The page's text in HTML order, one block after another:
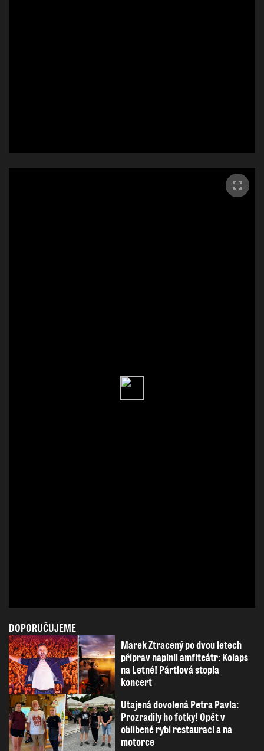
DOPORUČUJEME
Marek Ztracený po dvou letech
příprav naplnil amfiteátr: Kolaps
na Letné! Pártlová stopla
koncert
Utajená dovolená Petra Pavla:
Prozradily ho fotky! Opět v
oblíbené rybí restauraci a na
motorce